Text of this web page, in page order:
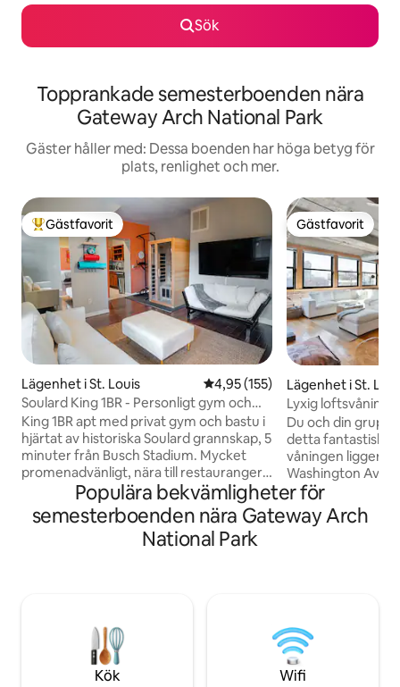
Sök
Topprankade semesterboenden nära
Gateway Arch National Park
Gäster håller med: Dessa boenden har höga betyg för
plats, renlighet och mer.
Populär gästfavorit
Gästfavorit
Lägenhet i St. Louis 4,95 av 5 i genomsnittligt
4,95 (155)
Soulard King 1BR - Personligt gym och
bastu oas!
King 1BR apt med privat gym och bastu i
hjärtat av historiska Soulard grannskap, 5
minuter från Busch Stadium. Mycket
promenadvänligt, nära till restauranger,
nattliv, bondemarknad och mer.
Rymmer upp till 4 med dubbelsäng,
hopfällbar dubbelsäng i garderoben och
enkel futon i vardagsrummet. Du
du behöver för att hålla dig i form medan
du reser. Snabbt wifi och gott om gratis
parkering på gatan.
Gästfavorit
Gästfavorit
Lägenhet i St.
Lyxig loftsvåning
från City Museum
Du och din grupp
detta fantastiska
våningen ligger
Washington
kommer att vara
kan gå till så
kaféer, butiker,
bubbelpool, lyxiga
sängkläder/
möbler...du
Populära bekvämligheter för
semesterboenden nära Gateway Arch
National Park
Kök Wifi